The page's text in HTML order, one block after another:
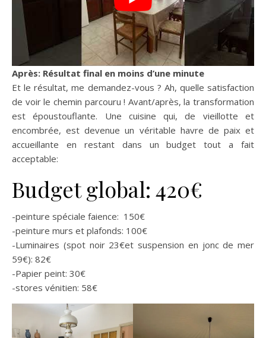
Après: Résultat final en moins d’une minute
Et le résultat, me demandez-vous ? Ah, quelle satisfaction
de voir le chemin parcouru ! Avant/après, la transformation
est époustouflante. Une cuisine qui, de vieillotte et
encombrée, est devenue un véritable havre de paix et
accueillante en restant dans un budget tout a fait
acceptable:
Budget global: 420€
-peinture spéciale faience: 150€
-peinture murs et plafonds: 100€
-Luminaires (spot noir 23€et suspension en jonc de mer
59€): 82€
-Papier peint: 30€
-stores vénitien: 58€